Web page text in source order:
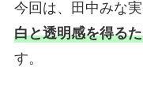
今回は、田中みな
白と透明感を得る
す。